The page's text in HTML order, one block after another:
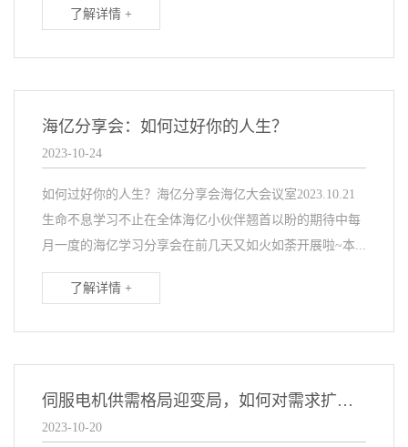
了解详情 +
海亿分享会：如何过好你的人生？
2023-10-24
如何过好你的人生？海亿分享会海亿大会议室2023.10.21
生命不息学习不止在全体海亿小伙伴翘首以盼的期待中每
月一度的海亿学习分享会在前几天又如火如荼开展啦~本...
了解详情 +
伺服电机供需格局迎变局，如何对需求扩大的领域增加市场十分重要！
2023-10-20